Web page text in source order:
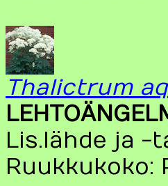
Thalictrum
Lis.lähde ja -
Ruukkukoko: